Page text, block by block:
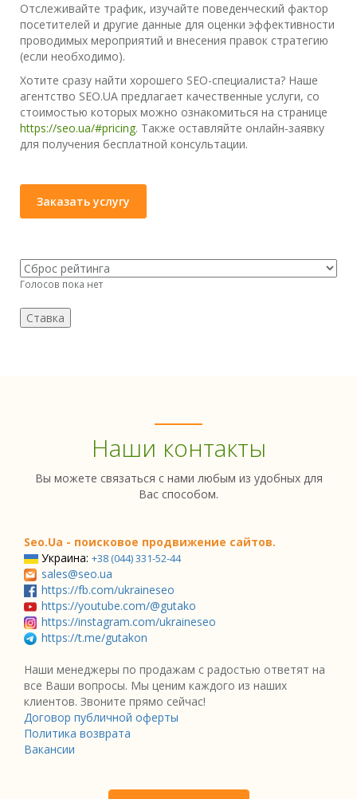
Отслеживайте трафик, изучайте поведенческий фактор
посетителей и другие данные для оценки эффективности
проводимых мероприятий и внесения правок стратегию
(если необходимо).
Хотите сразу найти хорошего SEO-специалиста? Наше
агентство SEO.UA предлагает качественные услуги, со
стоимостью которых можно ознакомиться на странице
https://seo.ua/#pricing. Также оставляйте онлайн-заявку
для получения бесплатной консультации.
Заказать услугу
Голосов пока нет
Наши контакты
Вы можете связаться с нами любым из удобных для
Вас способом.
Seo.Ua - поисковое продвижение сайтов.
Украина: +38 (044) 331-52-44
sales@seo.ua
https://fb.com/ukraineseo
https://youtube.com/@gutako
https://instagram.com/ukraineseo
https://t.me/gutakon
Наши менеджеры по продажам с радостью ответят на
все Ваши вопросы. Мы ценим каждого из наших
клиентов. Звоните прямо сейчас!
Договор публичной оферты
Политика возврата
Вакансии